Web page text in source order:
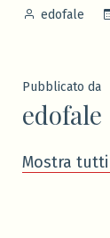
Pubblicato
edofale
Pubblicato da
edofale
Mostra